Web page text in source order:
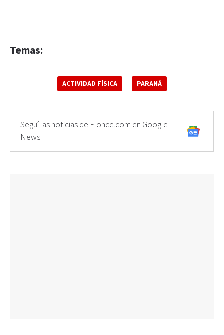
Temas:
ACTIVIDAD FÍSICA PARANÁ
Seguí las noticias de Elonce.com en Google
News